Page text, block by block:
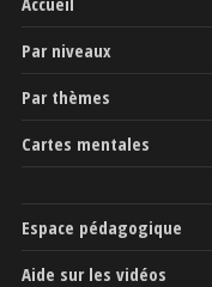
Par niveaux
Par thèmes
Cartes mentales
Espace pédagogique
Aide sur les vidéos